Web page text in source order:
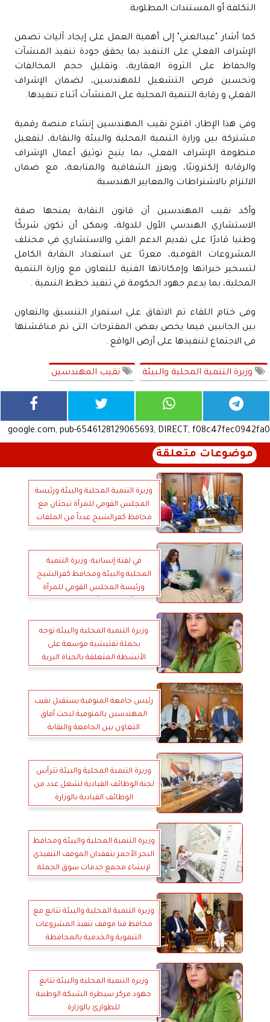
التكلفة أو المستندات المطلوبة.
كما أشار "عبدالغني" إلى أهمية العمل على إيجاد آليات تضمن
الإشراف الفعلي على التنفيذ بما يحقق جودة تنفيذ المنشآت
والحفاظ على الثروة العقارية، وتقليل حجم المخالفات
وتحسين فرص التشغيل للمهندسين، لضمان الإشراف
الفعلي و رقابة التنمية المحلية على المنشآت أثناء تنفيذها.
وفي هذا الإطار، اقترح نقيب المهندسين إنشاء منصة رقمية
مشتركة بين وزارة التنمية المحلية والبيئة والنقابة، لتفعيل
منظومة الإشراف الفعلي، بما يتيح توثيق أعمال الإشراف
والرقابة إلكترونيًا، ويعزز الشفافية والمتابعة، مع ضمان
الالتزام بالاشتراطات والمعايير الهندسية.
وأكد نقيب المهندسين أن قانون النقابة يمنحها صفة
الاستشاري الهندسي الأول للدولة، ويمكن أن تكون شريكًا
وطنيا قادرًا على تقديم الدعم الفني والاستشاري في مختلف
المشروعات القومية، معربًا عن استعداد النقابة الكامل
لتسخير خبراتها وإمكاناتها الفنية للتعاون مع وزارة التنمية
المحلية، بما يدعم جهود الحكومة في تنفيذ خطط التنمية .
وفى ختام اللقاء تم الاتفاق على استمرار التنسيق والتعاون
بين الجانبين فيما يخص بعض المقترحات التى تم مناقشتها
فى الاجتماع لتنفيذها على أرض الواقع .
وزيرة التنمية المحلية والبيئة نقيب المهندسين
google.com, pub-6546128129065693, DIRECT, f08c47fec0942fa0
موضوعات متعلقة
وزيرة التنمية المحلية والبيئة ورئيسة
المجلس القومي للمرأة تبحثان مع
محافظ كفرالشيخ عدداً من الملفات
دعم وتمكين المرأة
في لفتة إنسانية: وزيرة التنمية
المحلية والبيئة ومحافظ كفرالشيخ
ورئيسة المجلس القومي للمرأة
إصابتها أثناء تنفيذ إزالة تعدي على
الأرض الزراعية
وزيرة التنمية المحلية والبيئة توجه
بحملة تفتيشية موسعة على
الأنشطة المتعلقة بالحياة البرية
رئيس جامعة المنوفية يستقبل نقيب
المهندسين بالمنوفية لبحث آفاق
التعاون بين الجامعة والنقابة
وزيرة التنمية المحلية والبيئة تترأس
لجنة الوظائف القيادية لشغل عدد من
الوظائف القيادية بالوزارة
وزيرة التنمية المحلية والبيئة ومحافظ
البحر الأحمر يتفقدان الموقف التنفيذي
لإنشاء مجمع خدمات سوق الجملة
وزيرة التنمية المحلية والبيئة تتابع مع
محافظ قنا موقف تنفيذ المشروعات
التنموية والخدمية بالمحافظة
وزيرة التنمية المحلية والبيئة تتابع
جهود مركز سيطرة الشبكة الوطنية
للطوارئ بالوزارة